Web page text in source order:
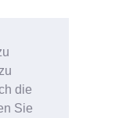
die
Sie